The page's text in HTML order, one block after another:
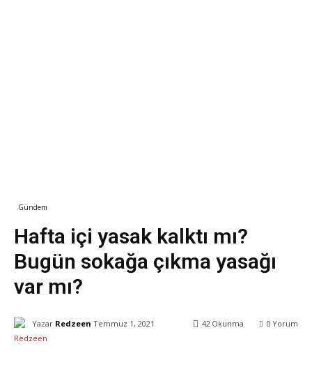
Gündem
Hafta içi yasak kalktı mı?
Bugün sokağa çıkma yasağı
var mı?
Yazar Redzeen Temmuz 1, 2021 0 Yorum
42 Okunma